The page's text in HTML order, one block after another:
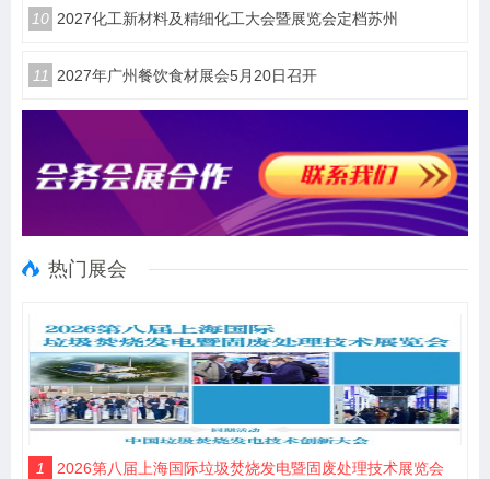
10 2027化工新材料及精细化工大会暨展览会定档苏州
11 2027年广州餐饮食材展会5月20日召开
热门展会
1 2026第八届上海国际垃圾焚烧发电暨固废处理技术展览会